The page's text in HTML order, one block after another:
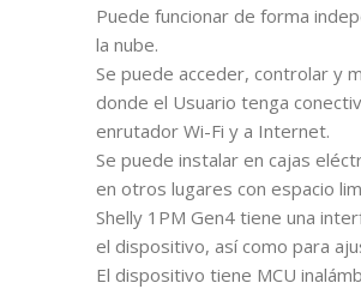
Puede funcionar de forma
la nube.
Se puede acceder, controlar y
donde el Usuario tenga
enrutador Wi-Fi y a Internet.
Se puede instalar en cajas
en otros lugares con espacio
Shelly 1PM Gen4 tiene una
el dispositivo, así como para
El dispositivo tiene MCU